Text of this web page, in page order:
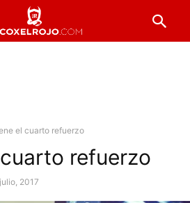
el cuarto refuerzo
refuerzo
2017